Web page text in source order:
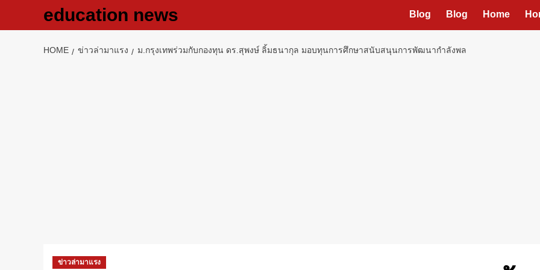
education news Blog Blog Home
HOME ข่าวล่ามาแรง ม.กรุงเทพร่วมกับกองทุน ดร.สุพงษ์ ลิ้มธนากุล มอบทุนการศึกษาสนับสนุนการพัฒนากำลังพล
ข่าวล่ามาแรง